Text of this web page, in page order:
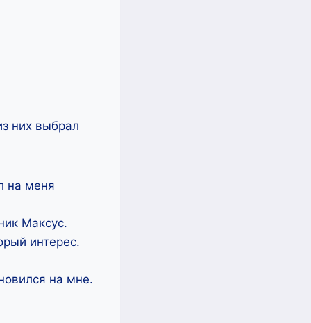
них выбрал
на меня
Максус.
интерес.
на мне.